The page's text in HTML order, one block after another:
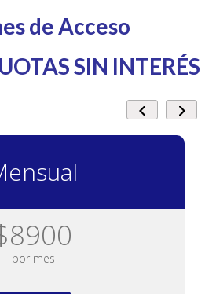
de Acceso
SIN INTERÉS
por mes